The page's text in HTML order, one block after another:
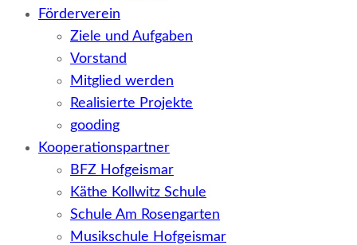
Förderverein
Ziele und Aufgaben
Vorstand
Mitglied werden
Realisierte Projekte
gooding
Kooperationspartner
BFZ Hofgeismar
Käthe Kollwitz Schule
Schule Am Rosengarten
Musikschule Hofgeismar